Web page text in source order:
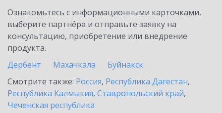
Ознакомьтесь с информационными карточками,
выберите партнёра и отправьте заявку на
консультацию, приобретение или внедрение
продукта.
Дербент
Махачкала
Буйнакск
Смотрите также: Россия, Республика Дагестан,
Республика Калмыкия, Ставропольский край,
Чеченская республика